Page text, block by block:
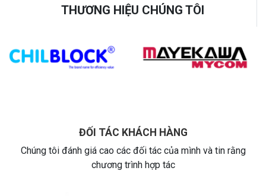
THƯƠNG HIỆU CHÚNG TÔI
ĐỐI TÁC KHÁCH HÀNG
Chúng tôi đánh giá cao các đối tác của mình và tin rằng
chương trình hợp tác